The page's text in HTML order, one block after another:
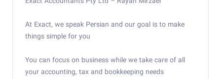
At Exact, we speak Persian and our goal is to make
things simple for you
You can focus on business while we take care of all
your accounting, tax and bookkeeping needs